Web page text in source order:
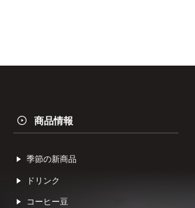
商品情報
季節の新商品
ドリンク
コーヒー⾖